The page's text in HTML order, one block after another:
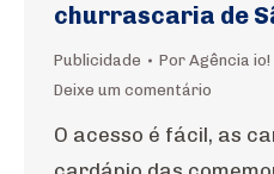
churrascaria de
Publicidade Por Agência io!
Deixe um comentário
O acesso é fácil, as